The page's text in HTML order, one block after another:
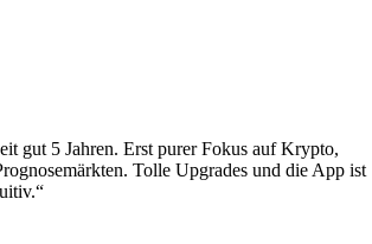
gut 5 Jahren. Erst purer Fokus auf Krypto,
Tolle Upgrades und die App ist